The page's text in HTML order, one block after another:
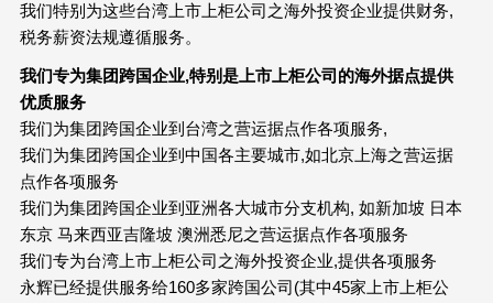
我们特别为这些台湾上市上柜公司之海外投资企业提供财务,
税务薪资法规遵循服务。
我们专为集团跨国企业,特别是上市上柜公司的海外据点提供
优质服务
我们为集团跨国企业到台湾之营运据点作各项服务,
我们为集团跨国企业到中国各主要城市,如北京上海之营运据
点作各项服务
我们为集团跨国企业到亚洲各大城市分支机构, 如新加坡 日本
东京 马来西亚吉隆坡 澳洲悉尼之营运据点作各项服务
我们专为台湾上市上柜公司之海外投资企业,提供各项服务
永辉已经提供服务给160多家跨国公司(其中45家上市上柜公